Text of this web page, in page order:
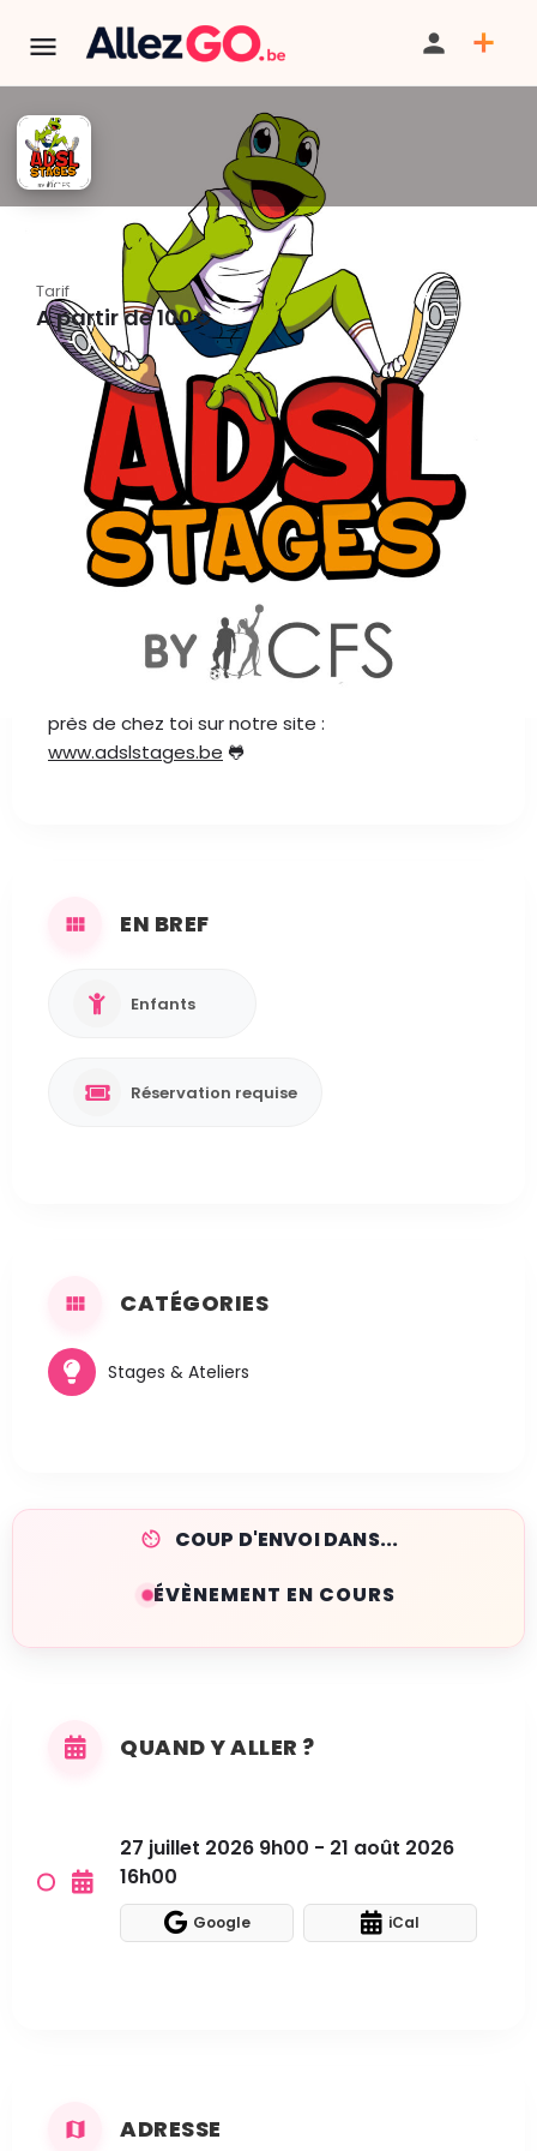
ADSL - Stages été 2026
Tarif
A partir de 100€
PARTAGER ITINÉRAIRE SAUVEGARDER
AU PROGRAMME
L'ADSL te propose des stages durant l'été : Mini
Kids, Atelier Créatif, Sports Passion, Cuisine &
Artistique, Evasion, Pré-Multisports, Petits Bouts,
près de chez toi sur notre site :
www.adslstages.be 🐸
EN BREF
Enfants
Réservation requise
CATÉGORIES
Stages & Ateliers
COUP D'ENVOI DANS...
ÉVÈNEMENT EN COURS
QUAND Y ALLER ?
27 juillet 2026 9h00 - 21 août 2026
16h00
Google iCal
ADRESSE